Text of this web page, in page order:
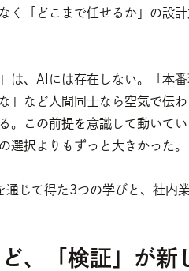
く「どこまで任せるか」の設
は、AIには存在しない。「本
」など人間同士なら空気で伝
。この前提を意識して動いて
選択よりもずっと大きかった。
通じて得た3つの学びと、社内
、「検証」が新